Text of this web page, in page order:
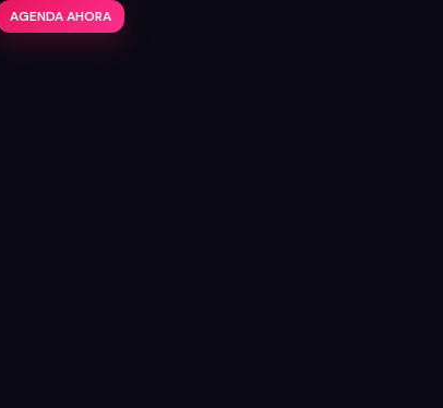
AGENDA AHORA